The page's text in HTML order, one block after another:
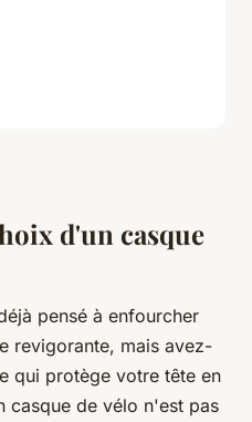
d'un casque
pensé à enfourcher
revigorante, mais avez-
qui protège votre tête en
casque de vélo n'est pas